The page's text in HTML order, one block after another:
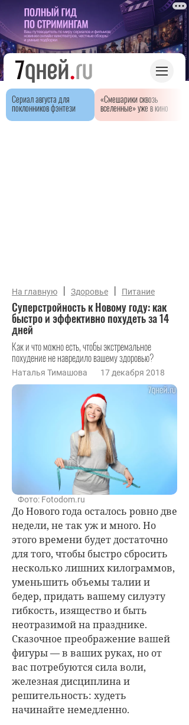
Сериал августа для
поклонников фэнтези
«Смешарики сквозь
вселенные» уже в кино
На главную | Здоровье | Питание
Суперстройность к Новому году: как
быстро и эффективно похудеть за 14
дней
Как и что можно есть, чтобы экстремальное
похудение не навредило вашему здоровью?
Наталья Тимашова 17 декабря 2018
Фото: Fotodom.ru
До Нового года осталось ровно две
недели, не так уж и много. Но
этого времени будет достаточно
для того, чтобы быстро сбросить
несколько лишних килограммов,
уменьшить объемы талии и
бедер, придать вашему силуэту
гибкость, изящество и быть
неотразимой на празднике.
Сказочное преображение вашей
фигуры — в ваших руках, но от
вас потребуются сила воли,
железная дисциплина и
решительность: худеть
начинайте немедленно.